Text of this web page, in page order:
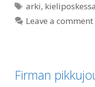
Tags
arki, kieliposkessa
Leave a comment
Firman